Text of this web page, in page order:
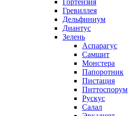
Гревиллея
Дельфиниум
Диантус
Зелень
Аспарагус
Самшит
Монстера
Папоротник
Пистация
Питтоспорум
Рускус
Салал